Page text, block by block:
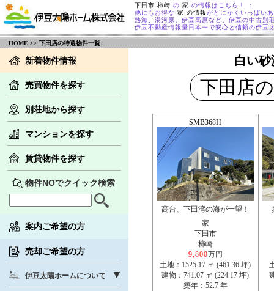
下田市 柿崎 の 家 の情報はこちら！ ：
他にもお得な 家 の情報がとにかくいっぱい
熱海、湯河原、伊豆高原など、伊豆の中古別
伊豆不動産情報量日本一で安心と信頼の伊豆
HOME >> 下田店の特選物件一覧
新着物件情報
売買物件を探す
別荘地から探す
マンションを探す
賃貸物件を探す
物件NOでクイック検索
案内ご希望の方
売却ご希望の方
伊豆太陽ホームについて
白い
下田店
SMB368H
高台、下田湾の海が一望！
家
下田市
柿崎
9,800万円
土地：1525.17 ㎡ (461.36 坪)
建物：741.07 ㎡ (224.17 坪)
築年：52.7 年